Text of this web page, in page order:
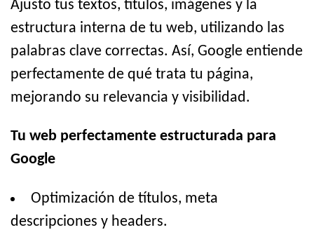
Ajusto tus textos, títulos, imágenes y la
estructura interna de tu web, utilizando las
palabras clave correctas. Así, Google entiende
perfectamente de qué trata tu página,
mejorando su relevancia y visibilidad.
Tu web perfectamente estructurada para
Google
Optimización de títulos, meta
descripciones y headers.